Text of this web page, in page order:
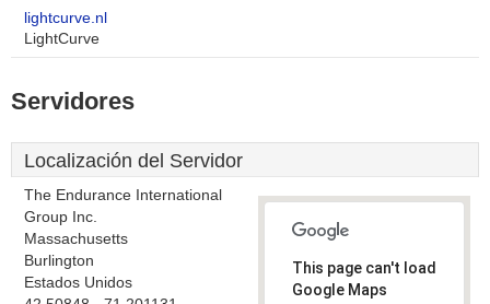
lightcurve.nl
LightCurve
Servidores
Localización del Servidor
The Endurance International
Group Inc.
Massachusetts
Burlington
Estados Unidos
This page can't load
Google Maps